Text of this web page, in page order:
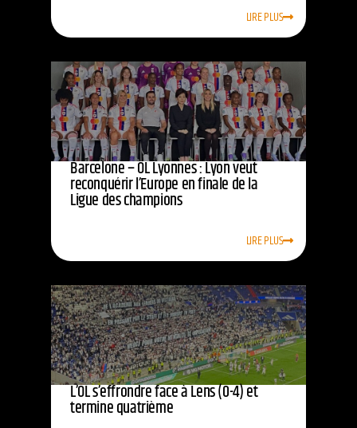
LIRE PLUS
Barcelone – OL Lyonnes : Lyon veut
reconquérir l’Europe en finale de la
Ligue des champions
LIRE PLUS
L’OL s’effrondre face à Lens (0-4) et
termine quatrième